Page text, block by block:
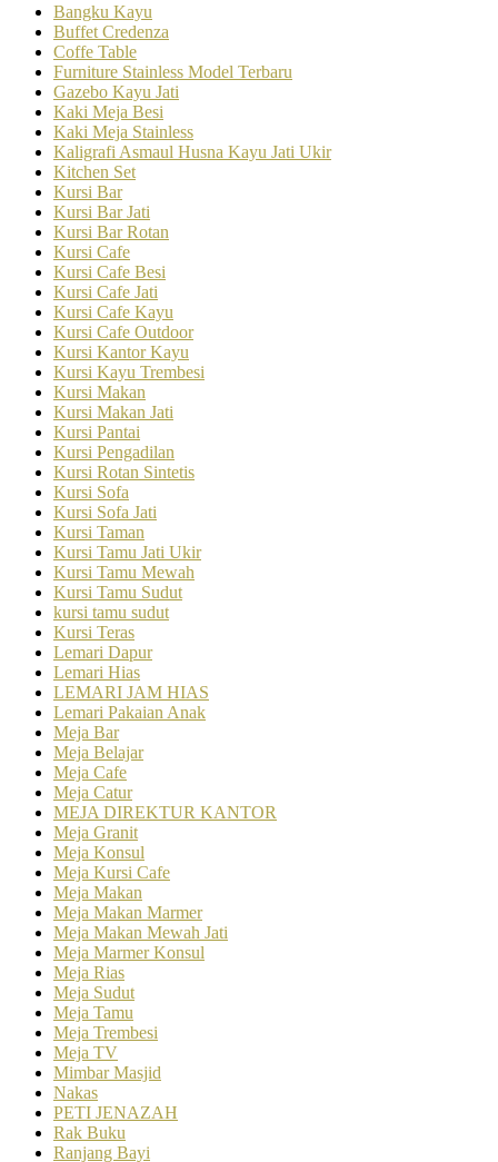
Bangku Kayu
Buffet Credenza
Coffe Table
Furniture Stainless Model Terbaru
Gazebo Kayu Jati
Kaki Meja Besi
Kaki Meja Stainless
Kaligrafi Asmaul Husna Kayu Jati Ukir
Kitchen Set
Kursi Bar
Kursi Bar Jati
Kursi Bar Rotan
Kursi Cafe
Kursi Cafe Besi
Kursi Cafe Jati
Kursi Cafe Kayu
Kursi Cafe Outdoor
Kursi Kantor Kayu
Kursi Kayu Trembesi
Kursi Makan
Kursi Makan Jati
Kursi Pantai
Kursi Pengadilan
Kursi Rotan Sintetis
Kursi Sofa
Kursi Sofa Jati
Kursi Taman
Kursi Tamu Jati Ukir
Kursi Tamu Mewah
Kursi Tamu Sudut
kursi tamu sudut
Kursi Teras
Lemari Dapur
Lemari Hias
LEMARI JAM HIAS
Lemari Pakaian Anak
Meja Bar
Meja Belajar
Meja Cafe
Meja Catur
MEJA DIREKTUR KANTOR
Meja Granit
Meja Konsul
Meja Kursi Cafe
Meja Makan
Meja Makan Marmer
Meja Makan Mewah Jati
Meja Marmer Konsul
Meja Rias
Meja Sudut
Meja Tamu
Meja Trembesi
Meja TV
Mimbar Masjid
Nakas
PETI JENAZAH
Rak Buku
Ranjang Bayi